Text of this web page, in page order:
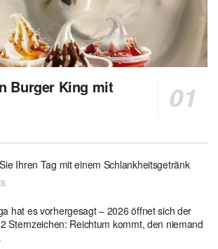
Burger King mit
Ihren Tag mit einem Schlankheitsgetränk
hat es vorhergesagt – 2026 öffnet sich der
Sternzeichen: Reichtum kommt, den niemand